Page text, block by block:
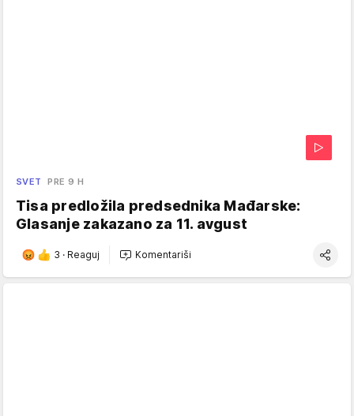
SVET PRE 9 H
Tisa predložila predsednika Mađarske:
Glasanje zakazano za 11. avgust
3 · Reaguj Komentariši